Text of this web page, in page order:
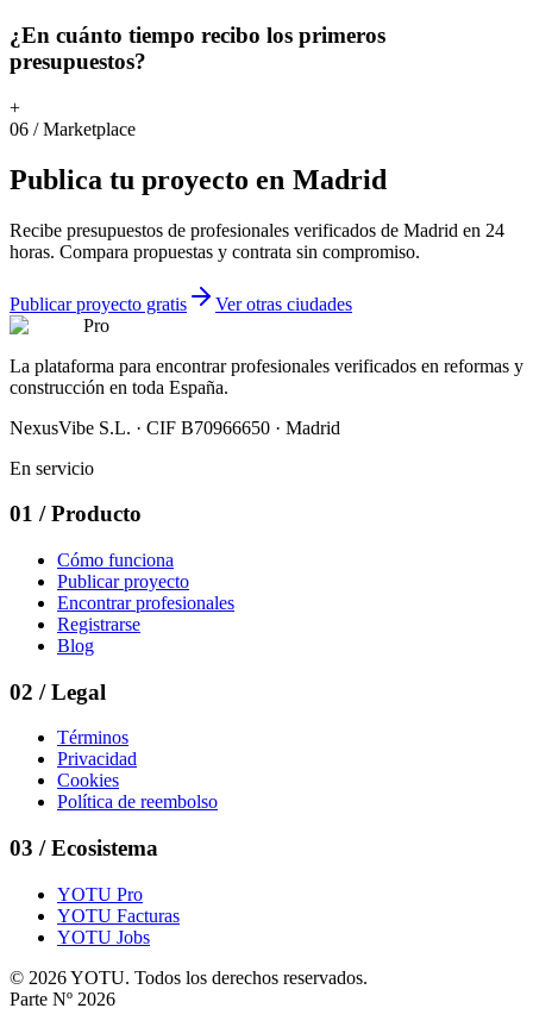
¿En cuánto tiempo recibo los primeros
presupuestos?
+
06 /Marketplace
Publica tu proyecto en Madrid
Recibe presupuestos de profesionales verificados de Madrid en 24
horas. Compara propuestas y contrata sin compromiso.
Publicar proyecto gratis
Ver otras ciudades
Pro
La plataforma para encontrar profesionales verificados en reformas y
construcción en toda España.
NexusVibe S.L. · CIF B70966650 · Madrid
En servicio
01 / Producto
Cómo funciona
Publicar proyecto
Encontrar profesionales
Registrarse
Blog
02 / Legal
Términos
Privacidad
Cookies
Política de reembolso
03 / Ecosistema
YOTU Pro
YOTU Facturas
YOTU Jobs
© 2026 YOTU. Todos los derechos reservados.
Parte Nº 2026